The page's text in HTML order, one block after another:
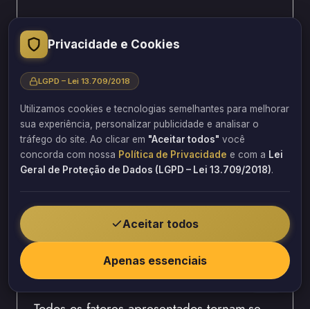
Inspeções visuais.
Limpeza das superfícies.
Avaliação da pintura.
Correção de pequenos danos.
Monitoramento da corrosão.
Dessa maneira, pequenos problemas
podem ser solucionados antes que
A escolha de empresas
especializadas garante maior
durabilidade
Privacidade e Cookies
LGPD – Lei 13.709/2018
Utilizamos cookies e tecnologias semelhantes para melhorar
sua experiência, personalizar publicidade e analisar o
tráfego do site. Ao clicar em "Aceitar todos" você
concorda com nossa Política de Privacidade e com a Lei
Geral de Proteção de Dados (LGPD – Lei 13.709/2018).
Aceitar todos
Apenas essenciais